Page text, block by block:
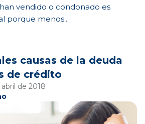
vendido o condonado es
porque menos...
causas de la deuda
de crédito
de 2018